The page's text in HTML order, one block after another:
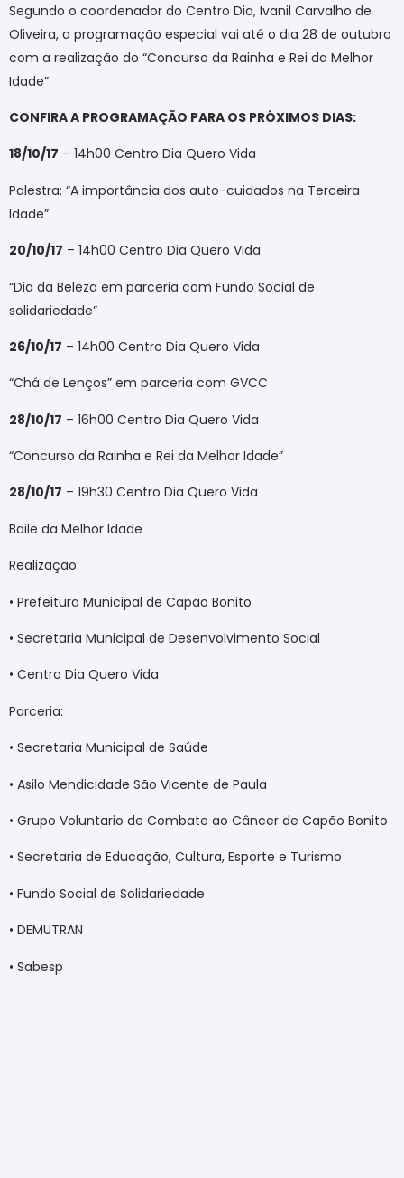
Segundo o coordenador do Centro Dia, Ivanil Carvalho de
Oliveira, a programação especial vai até o dia 28 de outubro
com a realização do “Concurso da Rainha e Rei da Melhor
Idade”.
CONFIRA A PROGRAMAÇÃO PARA OS PRÓXIMOS DIAS:
18/10/17 – 14h00 Centro Dia Quero Vida
Palestra: “A importância dos auto-cuidados na Terceira
Idade”
20/10/17 – 14h00 Centro Dia Quero Vida
“Dia da Beleza em parceria com Fundo Social de
solidariedade”
26/10/17 – 14h00 Centro Dia Quero Vida
“Chá de Lenços” em parceria com GVCC
28/10/17 – 16h00 Centro Dia Quero Vida
“Concurso da Rainha e Rei da Melhor Idade”
28/10/17 – 19h30 Centro Dia Quero Vida
Baile da Melhor Idade
Realização:
• Prefeitura Municipal de Capão Bonito
• Secretaria Municipal de Desenvolvimento Social
• Centro Dia Quero Vida
Parceria:
• Secretaria Municipal de Saúde
• Asilo Mendicidade São Vicente de Paula
• Grupo Voluntario de Combate ao Câncer de Capão Bonito
• Secretaria de Educação, Cultura, Esporte e Turismo
• Fundo Social de Solidariedade
• DEMUTRAN
• Sabesp